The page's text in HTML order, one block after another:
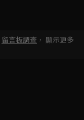
留言板調查 ， 顯示更多